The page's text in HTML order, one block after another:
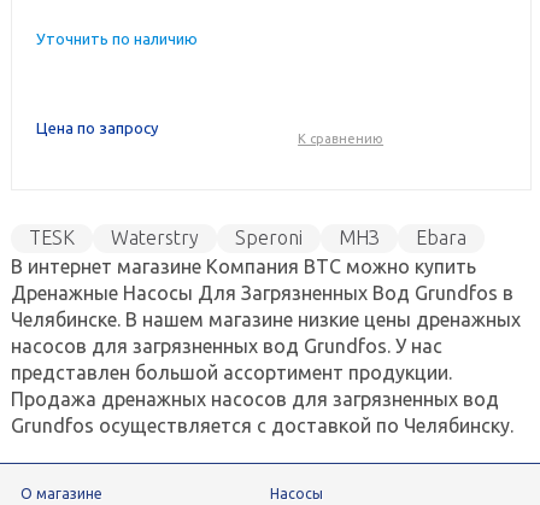
Уточнить по наличию
Цена по запросу
К сравнению
TESK Waterstry Speroni МНЗ
Ebara
WILO
SFA Arven Джилекс GREENPUMP
В интернет магазине Компания ВТС можно купить
Дренажные Насосы Для Загрязненных Вод Grundfos в
Челябинске. В нашем магазине низкие цены дренажных
насосов для загрязненных вод Grundfos. У нас
представлен большой ассортимент продукции.
Продажа дренажных насосов для загрязненных вод
Grundfos осуществляется с доставкой по Челябинску.
О магазине Насосы